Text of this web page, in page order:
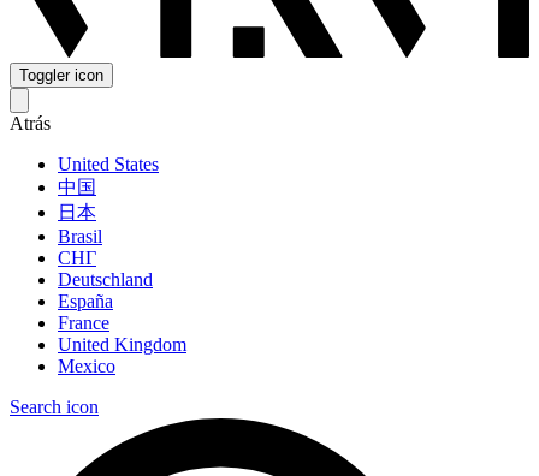
Toggler icon
Atrás
United States
中国
日本
Brasil
СНГ
Deutschland
España
France
United Kingdom
Mexico
Search icon